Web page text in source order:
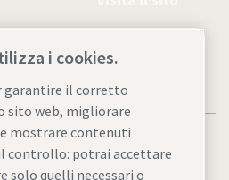
i cookies.
garantire il corretto
sito web, migliorare
mostrare contenuti
controllo: potrai accettare
solo quelli necessari o